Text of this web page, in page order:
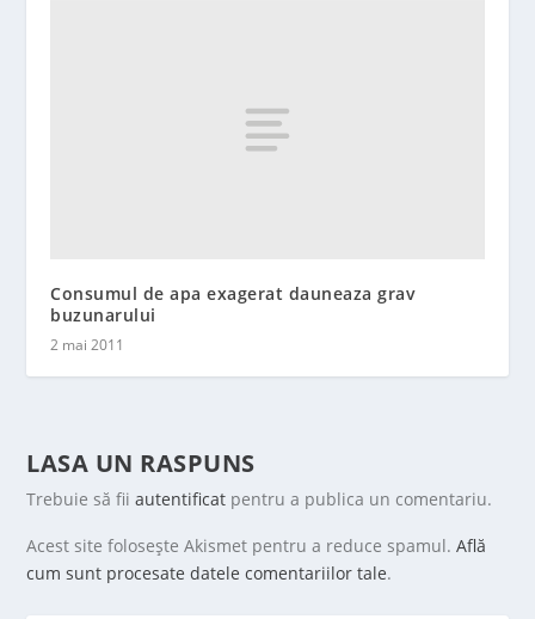
Consumul de apa exagerat dauneaza grav
buzunarului
2 mai 2011
LASA UN RASPUNS
Trebuie să fiiautentificat pentru a publica un comentariu.
Acest site folosește Akismet pentru a reduce spamul.Află
cum sunt procesate datele comentariilor tale.